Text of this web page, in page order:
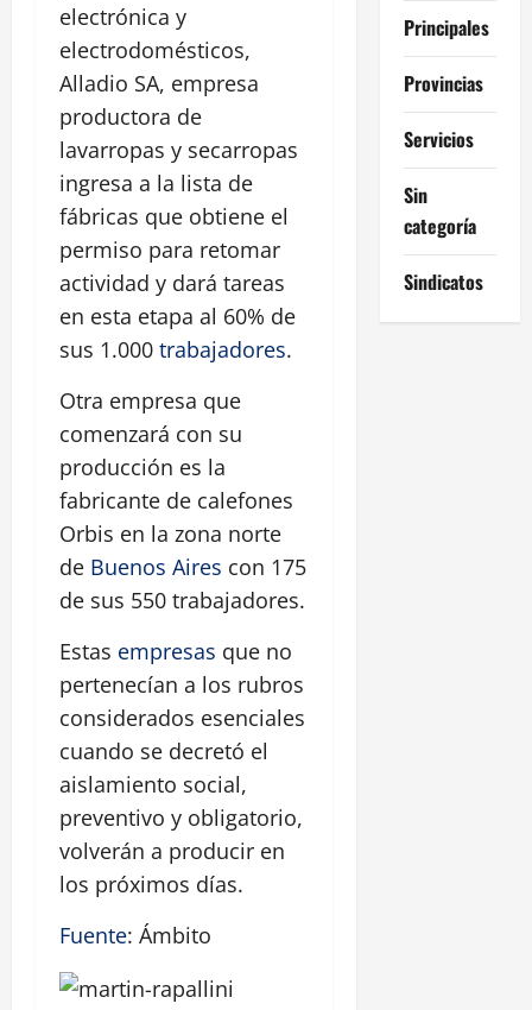
electrónica y
electrodomésticos,
Alladio SA, empresa
productora de
lavarropas y secarropas
ingresa a la lista de
fábricas que obtiene el
permiso para retomar
actividad y dará tareas
en esta etapa al 60% de
sus 1.000 trabajadores.
Otra empresa que
comenzará con su
producción es la
fabricante de calefones
Orbis en la zona norte
de Buenos Aires con 175
de sus 550 trabajadores.
Estas empresas que no
pertenecían a los rubros
considerados esenciales
cuando se decretó el
aislamiento social,
preventivo y obligatorio,
volverán a producir en
los próximos días.
Fuente: Ámbito
Principales
Provincias
Servicios
Sin
categoría
Sindicatos